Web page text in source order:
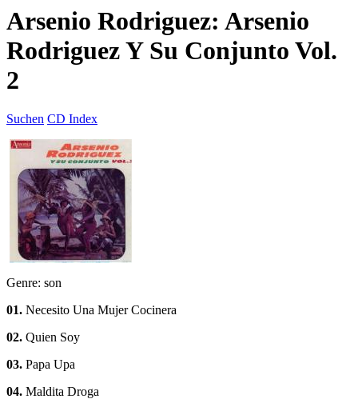
Arsenio Rodriguez: Arsenio
Rodriguez Y Su Conjunto Vol.
2
Suchen CD Index
Genre: son
01. Necesito Una Mujer Cocinera
02. Quien Soy
03. Papa Upa
04. Maldita Droga